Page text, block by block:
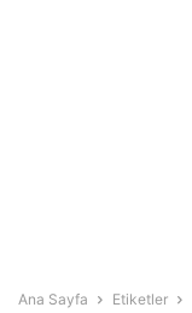
Ana Sayfa Etiketler